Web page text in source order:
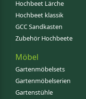
Hochbeet Lärche
Hochbeet klassik
GCC Sandkasten
Zubehör Hochbeete
Möbel
Gartenmöbelsets
Gartenmöbelserien
Gartenstühle